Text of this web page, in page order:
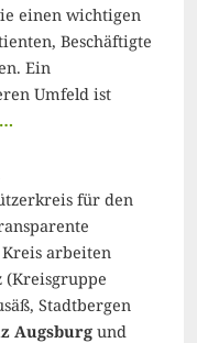
einen wichtigen
Beschäftigte
Ein
Umfeld ist
für den
arbeiten
(Kreisgruppe
Stadtbergen
Augsburg und